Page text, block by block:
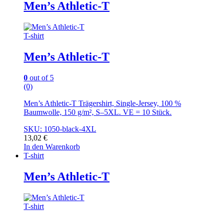
Men’s Athletic-T
T-shirt
Men’s Athletic-T
0 out of 5
(0)
Men’s Athletic-T Trägershirt, Single-Jersey, 100 %
Baumwolle, 150 g/m², S–5XL. VE = 10 Stück.
SKU: 1050-black-4XL
13,02 €
In den Warenkorb
T-shirt
Men’s Athletic-T
T-shirt